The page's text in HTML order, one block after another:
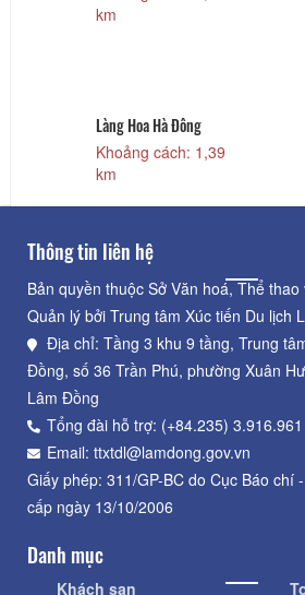
km
Làng Hoa Hà Đông
Khoảng cách: 1,39
km
Thông tin liên hệ
Bản quyền thuộc Sở Văn hoá, Thể
Quản lý bởi Trung tâm Xúc tiến Du lịch
Địa chỉ: Tầng 3 khu 9 tầng, Trung
Đồng, số 36 Trần Phú, phường Xuân
Lâm Đồng
Tổng đài hỗ trợ: (+84.235) 3.916.961
Email: ttxtdl@lamdong.gov.vn
Giấy phép: 311/GP-BC do Cục Báo chí
cấp ngày 13/10/2006
Danh mục
Khách sạn